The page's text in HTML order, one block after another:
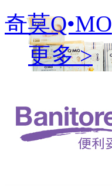
奇莫Q•MO
更多 >